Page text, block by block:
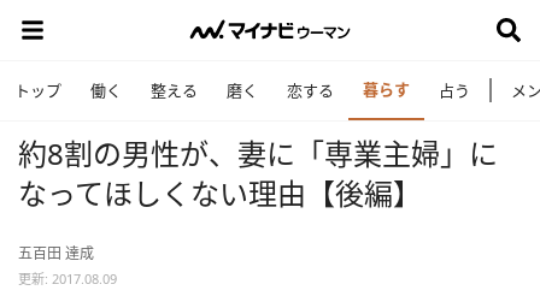
トップ 働く 整える 磨く 恋する 暮らす 占う メ
約8割の男性が、妻に「専業主婦」に
なってほしくない理由【後編】
五百田 達成
更新: 2017.08.09